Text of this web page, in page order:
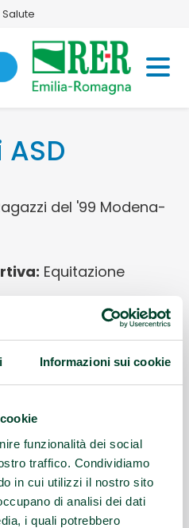
Informazioni sui cookie
funzionalità dei social
traffico. Condividiamo
in cui utilizzi il nostro sito
di analisi dei dati
i quali potrebbero
del '99 Modena-
Equitazione
email:
a:Disabilità
si trova inDisabilità e sport